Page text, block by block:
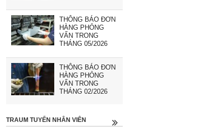
THÔNG BÁO ĐƠN
HÀNG PHỎNG
VẤN TRONG
THÁNG 05/2026
THÔNG BÁO ĐƠN
HÀNG PHỎNG
VẤN TRONG
THÁNG 02/2026
TRAUM TUYỂN NHÂN VIÊN